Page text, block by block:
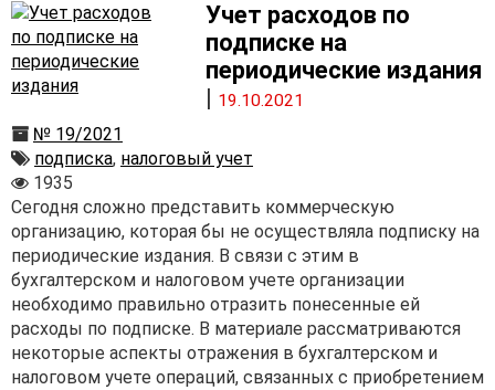
Учет расходов по
подписке на
периодические издания
19.10.2021
№ 19/2021
подписка, налоговый учет
1935
Сегодня сложно представить коммерческую
организацию, которая бы не осуществляла подписку на
периодические издания. В связи с этим в
бухгалтерском и налоговом учете организации
необходимо правильно отразить понесенные ей
расходы по подписке. В материале рассматриваются
некоторые аспекты отражения в бухгалтерском и
налоговом учете операций, связанных с приобретением